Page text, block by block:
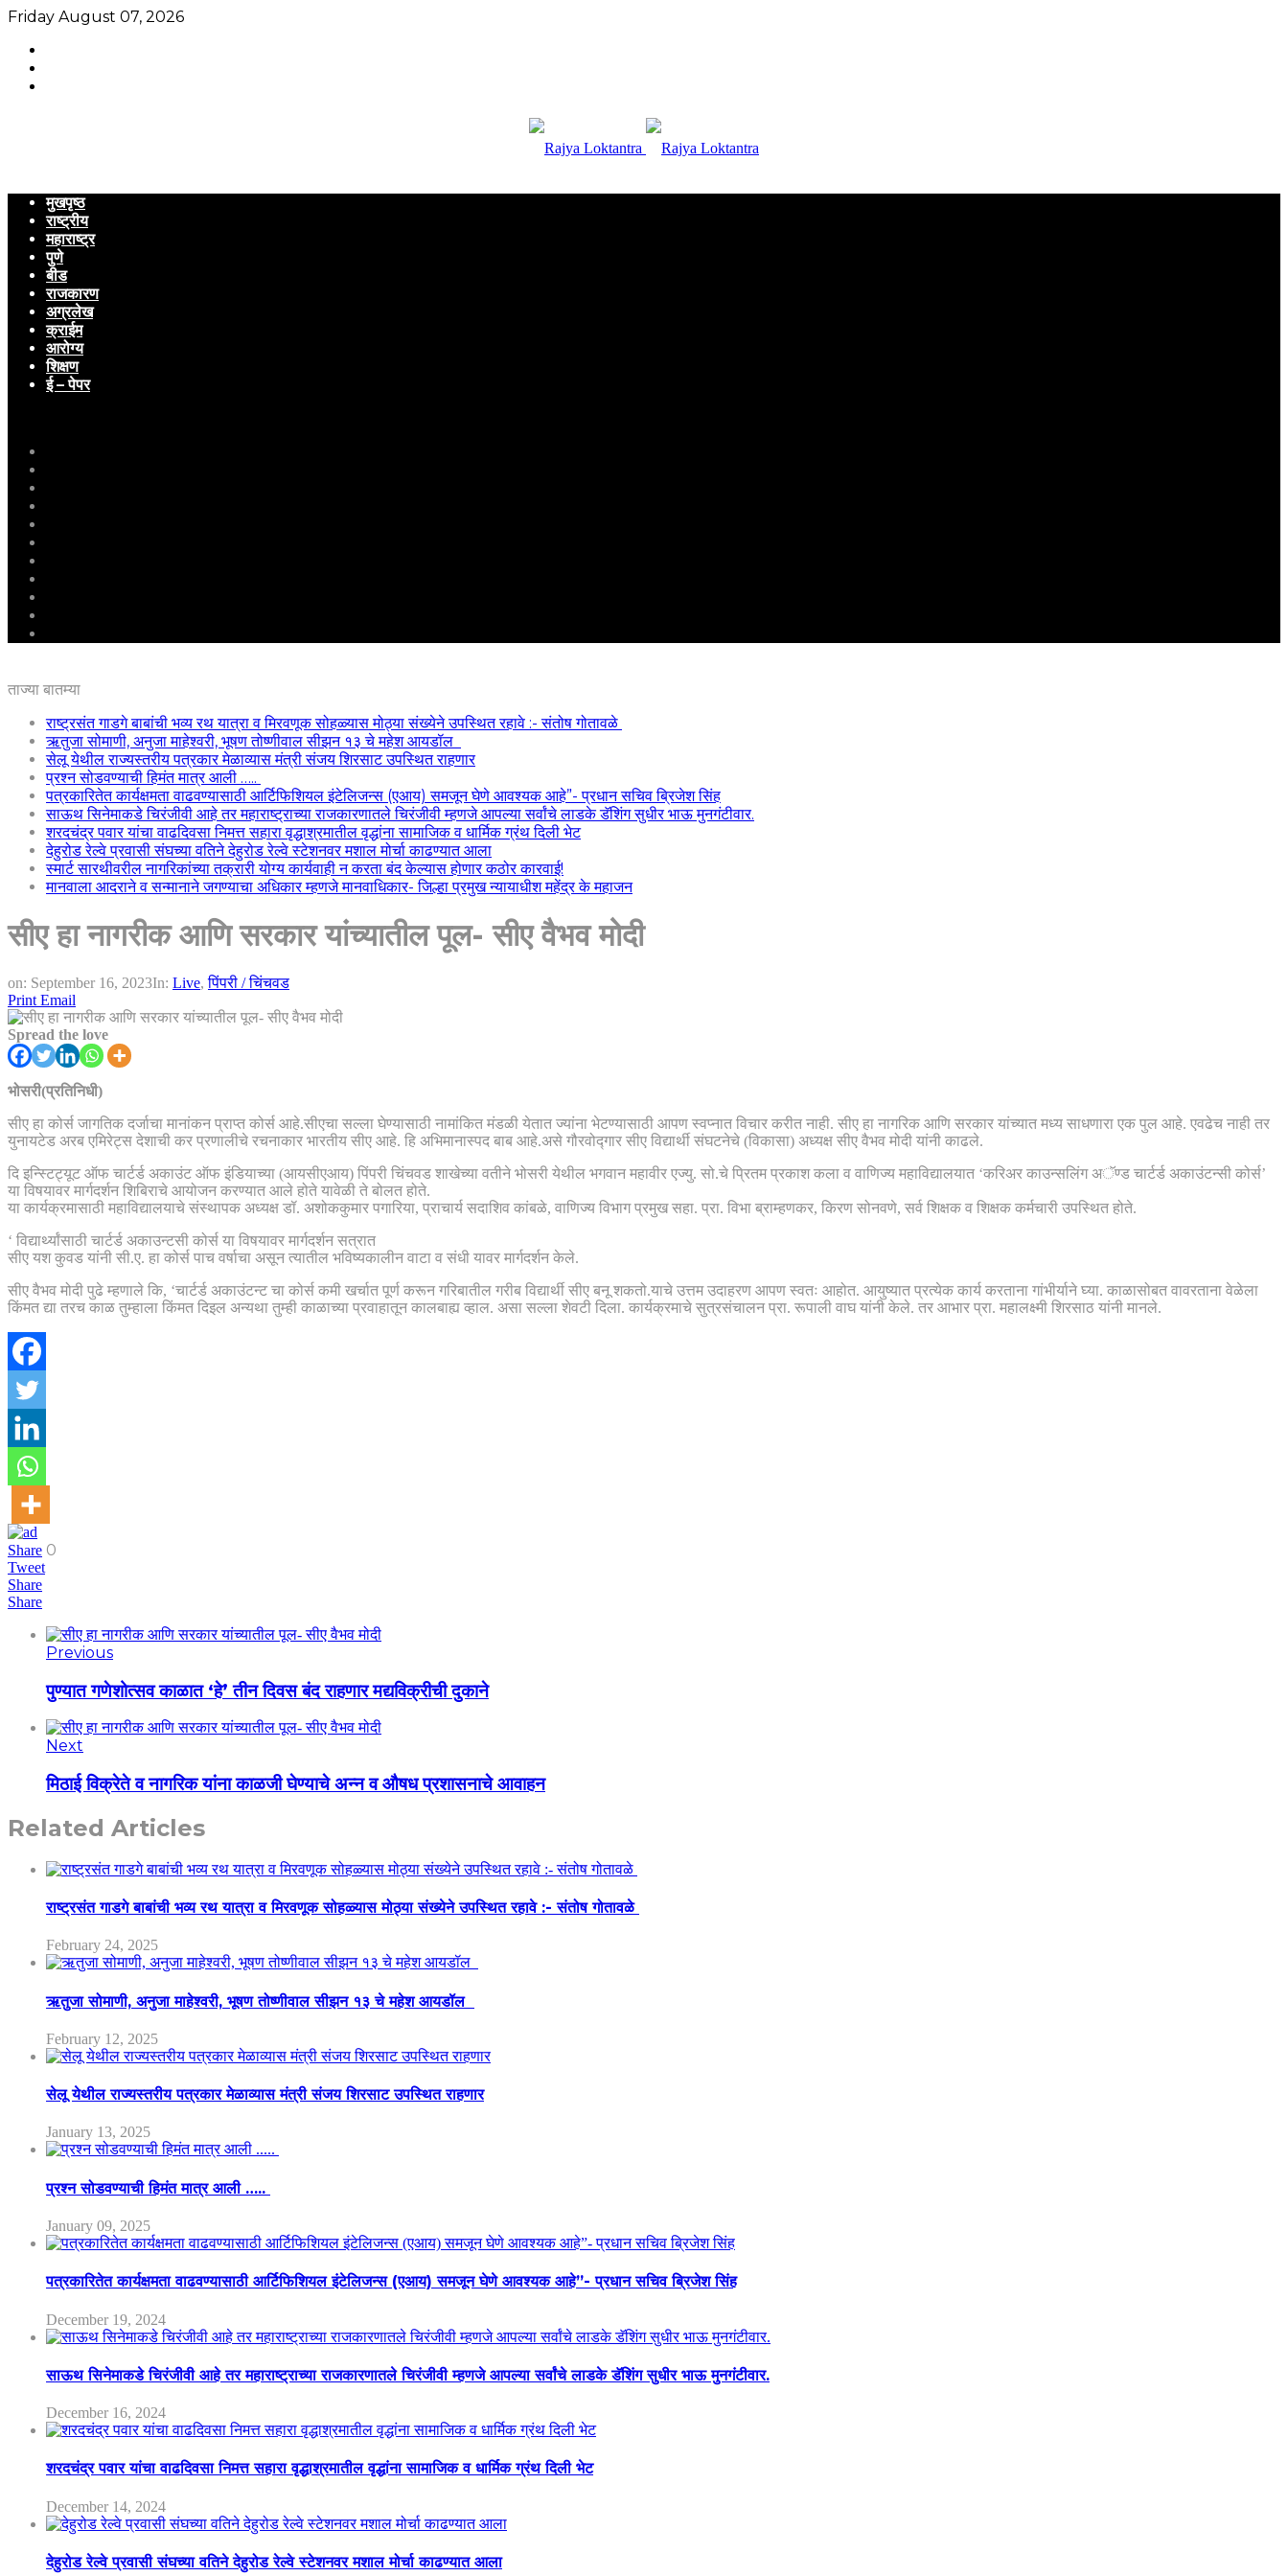
Friday August 07, 2026
मुखपृष्ठ
राष्ट्रीय
महाराष्ट्र
पुणे
बीड
राजकारण
अग्रलेख
क्राईम
आरोग्य
शिक्षण
ई – पेपर
ताज्या बातम्या
राष्ट्रसंत गाडगे बाबांची भव्य रथ यात्रा व मिरवणूक सोहळ्यास मोठ्या संख्येने उपस्थित रहावे :- संतोष गोतावळे
ऋतुजा सोमाणी, अनुजा माहेश्वरी, भूषण तोष्णीवाल सीझन १३ चे महेश आयडॉल
सेलू येथील राज्यस्तरीय पत्रकार मेळाव्यास मंत्री संजय शिरसाट उपस्थित राहणार
प्रश्न सोडवण्याची हिमंत मात्र आली …..
पत्रकारितेत कार्यक्षमता वाढवण्यासाठी आर्टिफिशियल इंटेलिजन्स (एआय) समजून घेणे आवश्यक आहे”- प्रधान सचिव ब्रिजेश सिंह
साऊथ सिनेमाकडे चिरंजीवी आहे तर महाराष्ट्राच्या राजकारणातले चिरंजीवी म्हणजे आपल्या सर्वांचे लाडके डॅशिंग सुधीर भाऊ मुनगंटीवार.
शरदचंद्र पवार यांचा वाढदिवसा निमत्त सहारा वृद्धाश्रमातील वृद्धांना सामाजिक व धार्मिक ग्रंथ दिली भेट
देहुरोड रेल्वे प्रवासी संघच्या वतिने देहुरोड रेल्वे स्टेशनवर मशाल मोर्चा काढण्यात आला
स्मार्ट सारथीवरील नागरिकांच्या तक्रारी योग्य कार्यवाही न करता बंद केल्यास होणार कठोर कारवाई!
मानवाला आदराने व सन्मानाने जगण्याचा अधिकार म्हणजे मानवाधिकार- जिल्हा प्रमुख न्यायाधीश महेंद्र के महाजन
सीए हा नागरीक आणि सरकार यांच्यातील पूल- सीए वैभव मोदी
on: September 16, 2023In: Live,पिंपरी / चिंचवड
Print Email
Spread the love
भोसरी(प्रतिनिधी)
सीए हा कोर्स जागतिक दर्जाचा मानांकन प्राप्त कोर्स आहे.सीएचा सल्ला घेण्यासाठी नामांकित मंडळी येतात ज्यांना भेटण्यासाठी आपण स्वप्नात विचार करीत नाही. सीए हा नागरिक आणि सरकार यांच्यात मध्य साधणारा एक पुल आहे. एवढेच नाही तर
युनायटेड अरब एमिरेट्स देशाची कर प्रणालीचे रचनाकार भारतीय सीए आहे. हि अभिमानास्पद बाब आहे.असे गौरवोद्गार सीए विद्यार्थी संघटनेचे (विकासा) अध्यक्ष सीए वैभव मोदी यांनी काढले.
दि इन्स्टिट्यूट ऑफ चार्टर्ड अकाउंट ऑफ इंडियाच्या (आयसीएआय) पिंपरी चिंचवड शाखेच्या वतीने भोसरी येथील भगवान महावीर एज्यु. सो.चे प्रितम प्रकाश कला व वाणिज्य महाविद्यालयात ‘करिअर काउन्सलिंग अॅण्ड चार्टर्ड अकाउंटन्सी कोर्स’
या विषयावर मार्गदर्शन शिबिराचे आयोजन करण्यात आले होते यावेळी ते बोलत होते.
या कार्यक्रमासाठी महाविद्यालयाचे संस्थापक अध्यक्ष डॉ. अशोककुमार पगारिया, प्राचार्य सदाशिव कांबळे, वाणिज्य विभाग प्रमुख सहा. प्रा. विभा ब्राम्हणकर, किरण सोनवणे, सर्व शिक्षक व शिक्षक कर्मचारी उपस्थित होते.
‘ विद्यार्थ्यांसाठी चार्टर्ड अकाउन्टसी कोर्स या विषयावर मार्गदर्शन सत्रात
सीए यश कुवड यांनी सी.ए. हा कोर्स पाच वर्षाचा असून त्यातील भविष्यकालीन वाटा व संधी यावर मार्गदर्शन केले.
सीए वैभव मोदी पुढे म्हणाले कि, ‘चार्टर्ड अकाउंटन्ट चा कोर्स कमी खर्चात पूर्ण करून गरिबातील गरीब विद्यार्थी सीए बनू शकतो.याचे उत्तम उदाहरण आपण स्वतः आहोत. आयुष्यात प्रत्येक कार्य करताना गांभीर्याने घ्या. काळासोबत वावरताना वेळेला
किंमत द्या तरच काळ तुम्हाला किंमत दिइल अन्यथा तुम्ही काळाच्या प्रवाहातून कालबाह्य व्हाल. असा सल्ला शेवटी दिला. कार्यक्रमाचे सुत्रसंचालन प्रा. रूपाली वाघ यांनी केले. तर आभार प्रा. महालक्ष्मी शिरसाठ यांनी मानले.
Share 0
Tweet
Share
Share
Previous
पुण्यात गणेशोत्सव काळात ‘हे’ तीन दिवस बंद राहणार मद्यविक्रीची दुकाने
Next
मिठाई विक्रेते व नागरिक यांना काळजी घेण्याचे अन्न व औषध प्रशासनाचे आवाहन
Related Articles
राष्ट्रसंत गाडगे बाबांची भव्य रथ यात्रा व मिरवणूक सोहळ्यास मोठ्या संख्येने उपस्थित रहावे :- संतोष गोतावळे
February 24, 2025
ऋतुजा सोमाणी, अनुजा माहेश्वरी, भूषण तोष्णीवाल सीझन १३ चे महेश आयडॉल
February 12, 2025
सेलू येथील राज्यस्तरीय पत्रकार मेळाव्यास मंत्री संजय शिरसाट उपस्थित राहणार
January 13, 2025
प्रश्न सोडवण्याची हिमंत मात्र आली …..
January 09, 2025
पत्रकारितेत कार्यक्षमता वाढवण्यासाठी आर्टिफिशियल इंटेलिजन्स (एआय) समजून घेणे आवश्यक आहे”- प्रधान सचिव ब्रिजेश सिंह
December 19, 2024
साऊथ सिनेमाकडे चिरंजीवी आहे तर महाराष्ट्राच्या राजकारणातले चिरंजीवी म्हणजे आपल्या सर्वांचे लाडके डॅशिंग सुधीर भाऊ मुनगंटीवार.
December 16, 2024
शरदचंद्र पवार यांचा वाढदिवसा निमत्त सहारा वृद्धाश्रमातील वृद्धांना सामाजिक व धार्मिक ग्रंथ दिली भेट
December 14, 2024
देहुरोड रेल्वे प्रवासी संघच्या वतिने देहुरोड रेल्वे स्टेशनवर मशाल मोर्चा काढण्यात आला